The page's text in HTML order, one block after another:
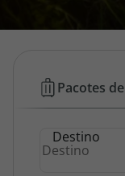
Área de Cliente
Hotéis
Pacotes
Destino